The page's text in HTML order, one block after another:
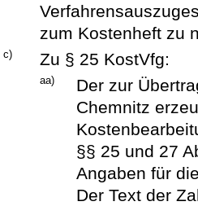
zum Kostenheft zu
c) Zu § 25 KostVfg:
aa)
Der zur
Chemnitz
§§ 25 und 27
Angaben für
Der Text der